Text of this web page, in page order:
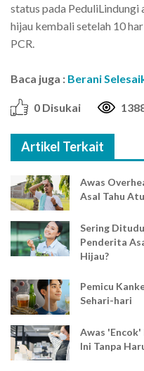
status pada
hijau kembali setelah 10
PCR.
Baca juga : Berani
0 Disukai
Artikel Terkait
Awas
Asal Tahu
Sering
Penderita
Hijau?
Pemicu
Sehari-hari
Awas 'Encok'
Ini Tanpa